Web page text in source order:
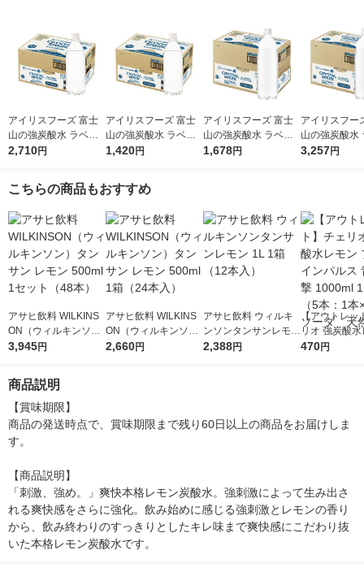
アイリスフーズ 富士
山の強炭酸水 ラベル
レス 500ml 1セット
2,710円
アイリスフーズ 富士
山の強炭酸水 ラベル
レス 500ml 1箱（24
1,420円
アイリスフーズ 富士
山の強炭酸水 ラベル
レス 1L 1箱（15本
1,678円
アイリスフー
山の強炭酸水
レス 1L 1セ
3,257円
こちらの商品もおすすめ
アサヒ飲料 WILKINS
ON（ウィルキンソ
ン）タンサン レモン
3,945円
アサヒ飲料 WILKINS
ON（ウィルキンソ
ン）タンサン レモン
2,660円
アサヒ飲料 ウィルキ
ンソンタンサンレモン
1L 1箱（12本入）
2,388円
【アウトレッ
リオ 強炭酸
ブルーインパ
470円
商品説明
【賞味期限】
商品の発送時点で、賞味期限まで残り60日以上の商品をお届けしま
す。
【商品説明】
「刺激、強め。」爽快本格レモン炭酸水。強刺激によって生み出さ
れる爽快感をさらに強化。飲み始めに感じる強刺激とレモンの香り
から、飲み終わりのすっきりとしたキレ味まで爽快感にこだわり抜
いた本格レモン炭酸水です。